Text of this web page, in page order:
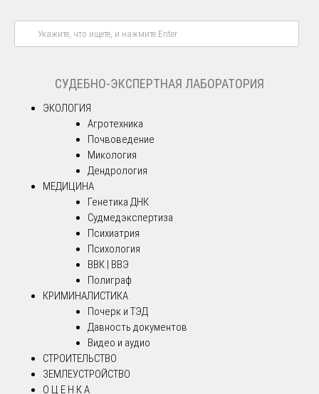
СУДЕБНО-ЭКСПЕРТНАЯ ЛАБОРАТОРИЯ
ЭКОЛОГИЯ
Агротехника
Почвоведение
Микология
Дендрология
МЕДИЦИНА
Генетика ДНК
Судмедэкспертиза
Психиатрия
Психология
ВВК | ВВЭ
Полиграф
КРИМИНАЛИСТИКА
Почерк и ТЭД
Давность документов
Видео и аудио
СТРОИТЕЛЬСТВО
ЗЕМЛЕУСТРОЙСТВО
О Ц Е Н К А